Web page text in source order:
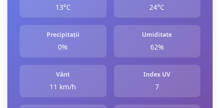
13°C 24°C
Precipitații
0%
Umiditate
62%
Vânt
11 km/h
Index UV
7